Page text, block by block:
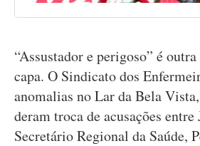
“Assustador e perigoso” é
capa. O Sindicato dos
anomalias no Lar da Bela
deram troca de acusações
Secretário Regional da Saúde,